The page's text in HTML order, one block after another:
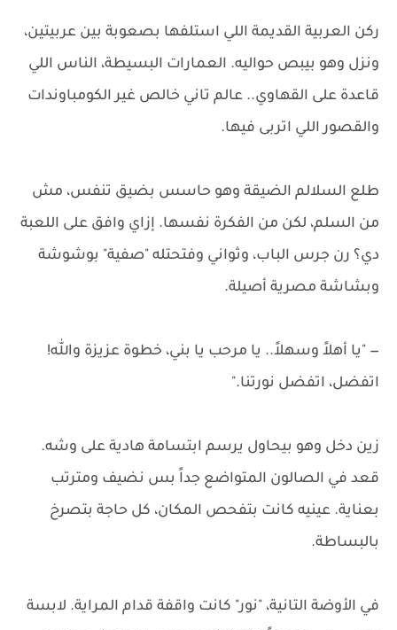
ركن العربية القديمة اللي استلفها بصعوبة بين عربيتين،
ونزل وهو بيبص حواليه. العمارات البسيطة، الناس اللي
قاعدة على القهاوي.. عالم تاني خالص غير الكومباوندات
والقصور اللي اتربى فيها.
طلع السلالم الضيقة وهو حاسس بضيق تنفس، مش
من السلم، لكن من الفكرة نفسها. إزاي وافق على اللعبة
دي؟ رن جرس الباب، وثواني وفتحتله "صفية" بوشوشة
وبشاشة مصرية أصيلة.
— "يا أهلاً وسهلاً.. يا مرحب يا بني، خطوة عزيزة والله!
اتفضل، اتفضل نورتنا."
زين دخل وهو بيحاول يرسم ابتسامة هادية على وشه.
قعد في الصالون المتواضع جداً بس نضيف ومترتب
بعناية. عينيه كانت بتفحص المكان، كل حاجة بتصرخ
بالبساطة.
في الأوضة التانية، "نور" كانت واقفة قدام المراية. لابسة